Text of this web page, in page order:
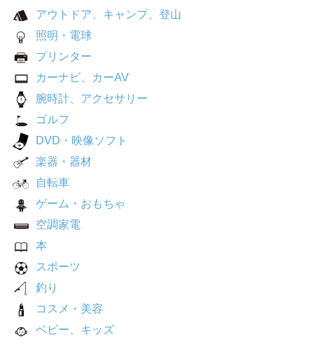
アウトドア、キャンプ、登山
照明・電球
プリンター
カーナビ、カーAV
腕時計、アクセサリー
ゴルフ
DVD・映像ソフト
楽器・器材
自転車
ゲーム・おもちゃ
空調家電
本
スポーツ
釣り
コスメ・美容
ベビー、キッズ